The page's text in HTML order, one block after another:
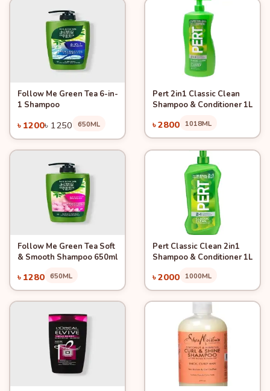
Quick ViewAdd to Cart -4%
Follow Me Green Tea 6-in-
1 Shampoo
৳ 1200৳ 1250 650ML
Quick ViewAdd to Cart
Pert 2in1 Classic Clean
Shampoo & Conditioner 1L
৳ 2800 1018ML
Quick ViewAdd to Cart
Follow Me Green Tea Soft
& Smooth Shampoo 650ml
৳ 1280 650ML
Quick ViewAdd to Cart
Pert Classic Clean 2in1
Shampoo & Conditioner 1L
৳ 2000 1000ML